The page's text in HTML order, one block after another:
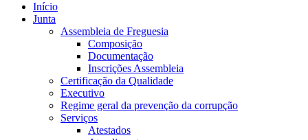
Início
Junta
Assembleia de Freguesia
Composição
Documentação
Inscrições Assembleia
Certificação da Qualidade
Executivo
Regime geral da prevenção da corrupção
Serviços
Atestados